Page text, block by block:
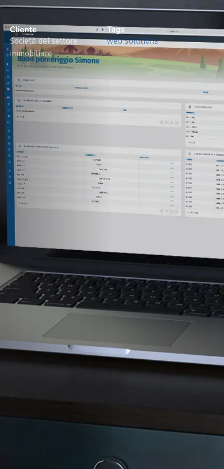
Cliente
Società del settore
immobiliare
Tags
Web Solutions